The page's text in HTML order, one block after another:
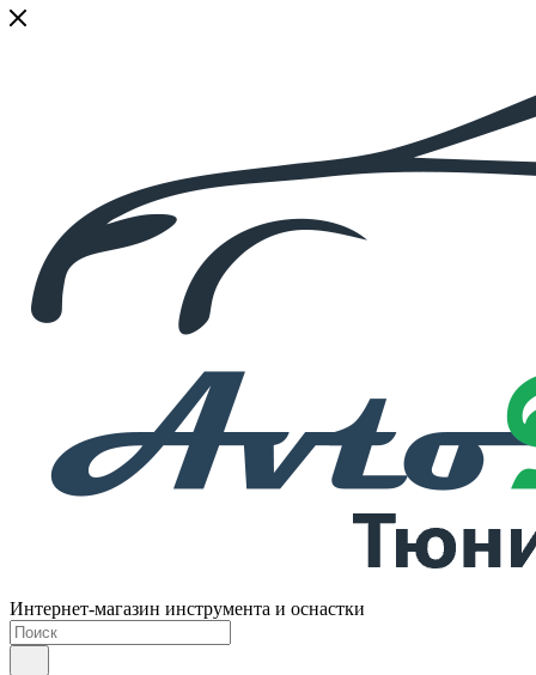
Интернет-магазин инструмента и оснастки